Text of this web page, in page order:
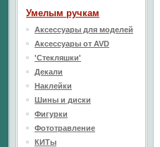
Умелым ручкам
Аксессуары для моделей
Аксессуары от AVD
'Стекляшки'
Декали
Наклейки
Шины и диски
Фигурки
Фототравление
КИТы